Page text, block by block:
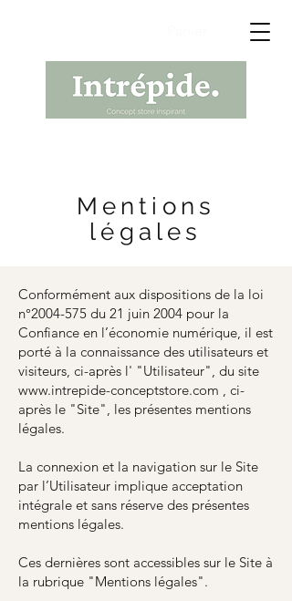
Mentions
légales
Conformément aux dispositions de la loi
n°2004-575 du 21 juin 2004 pour la
Confiance en l’économie numérique, il est
porté à la connaissance des utilisateurs et
visiteurs, ci-après l' "Utilisateur", du site
www.intrepide-conceptstore.com , ci-
après le "Site", les présentes mentions
légales.
La connexion et la navigation sur le Site
par l’Utilisateur implique acceptation
intégrale et sans réserve des présentes
mentions légales.
Ces dernières sont accessibles sur le Site à
la rubrique "Mentions légales".